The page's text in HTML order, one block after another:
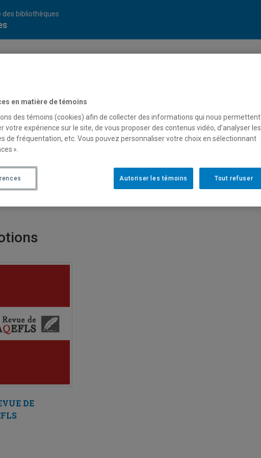
des bibliothèques
DE
en matière de témoins
des témoins (cookies) afin de collecter des informations qui nous permettent
votre expérience sur le site, de vous proposer des contenus vidéo, d’analyser les
de fréquentation, etc. Vous pouvez personnaliser votre choix en sélectionnant
».
Tout refuser
Autoriser les témoins